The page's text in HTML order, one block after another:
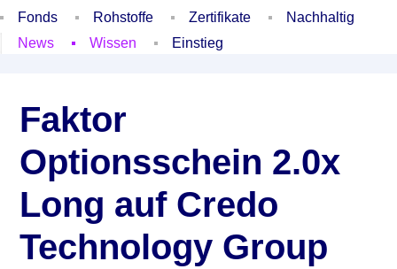
Fonds
Rohstoffe Zertifikate
Nachhaltig
News
Wissen Einstieg
Faktor
Optionsschein 2.0x
Long auf Credo
Technology Group